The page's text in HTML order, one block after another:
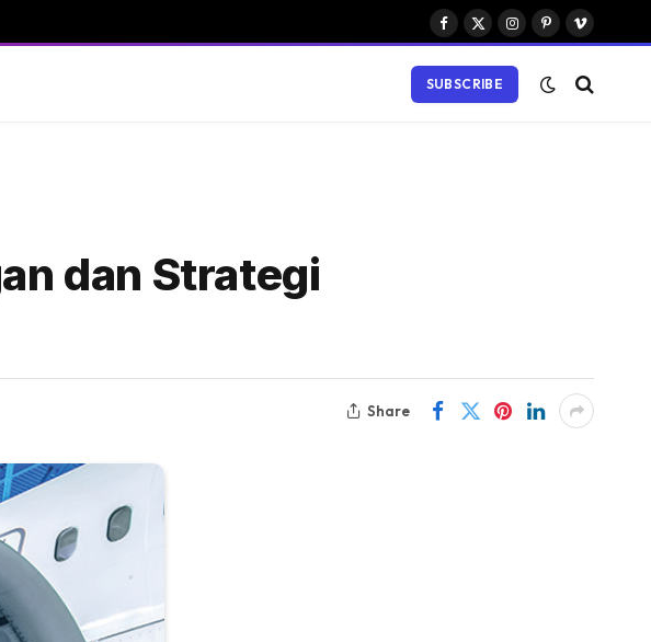
Facebook
X
Instagram
PinterestVimeo
SUBSCRIBE
dan Strategi
Share